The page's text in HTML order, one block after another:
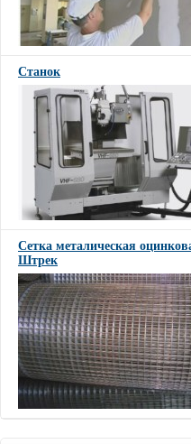
Станок
Сетка металическая
Штрек